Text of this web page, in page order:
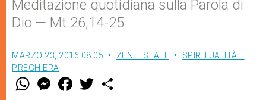
Meditazione quotidiana sulla Parola di
Dio — Mt 26,14-25
MARZO 23, 2016 08:05 ZENIT STAFF
SPIRITUALITÀ E
PREGHIERA
W M
e
F
a w